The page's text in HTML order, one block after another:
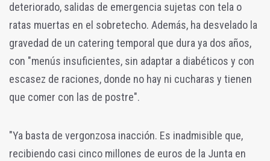
deteriorado, salidas de emergencia sujetas con tela o
ratas muertas en el sobretecho. Además, ha desvelado la
gravedad de un catering temporal que dura ya dos años,
con "menús insuficientes, sin adaptar a diabéticos y con
escasez de raciones, donde no hay ni cucharas y tienen
que comer con las de postre".
"Ya basta de vergonzosa inacción. Es inadmisible que,
recibiendo casi cinco millones de euros de la Junta en